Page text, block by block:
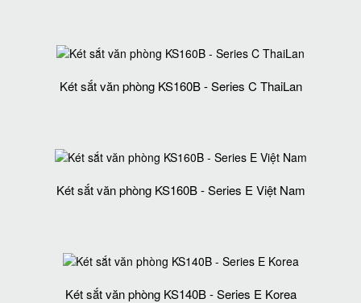
Két sắt văn phòng KS160B - Series C ThaiLan
Két sắt văn phòng KS160B - Series E Việt Nam
Két sắt văn phòng KS140B - Series E Korea